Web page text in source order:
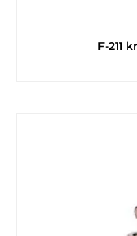
F-211